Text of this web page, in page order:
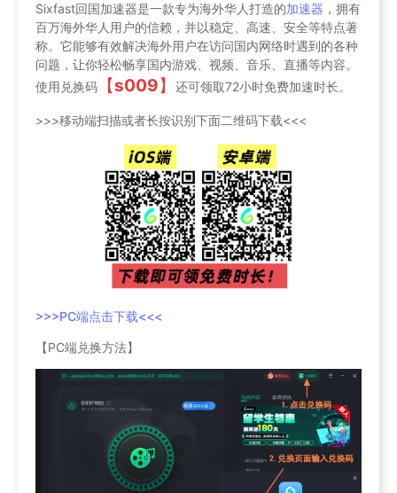
Sixfast回国加速器是一款专为海外华人打造的加速器 ，拥有
百万海外华人用户的信赖，并以稳定、高速、安全等特点著
称。它能够有效解决海外用户在访问国内网络时遇到的各种
问题，让你轻松畅享国内游戏、视频、音乐、直播等内容。
使用兑换码
【s009】 还可领取72小时免费加速时长。
>>>移动端扫描或者长按识别下面二维码下载<<<
>>>PC端点击下载<<<
【PC端兑换方法】